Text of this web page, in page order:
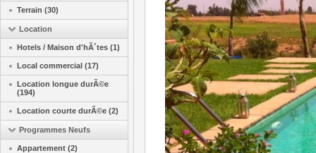
Terrain (30)
Location
Hotels / Maison d'hÃ´tes (1)
Local commercial (17)
Location longue durÃ©e
(194)
Location courte durÃ©e (2)
Programmes Neufs
Appartement (2)